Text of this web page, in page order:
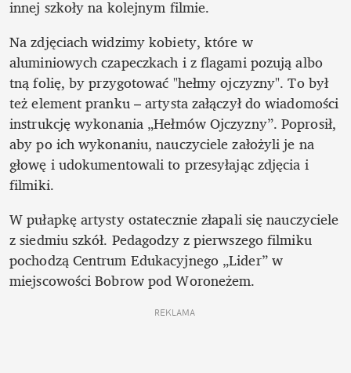
innej szkoły na kolejnym filmie.
Na zdjęciach widzimy kobiety, które w
aluminiowych czapeczkach i z flagami pozują albo
tną folię, by przygotować "hełmy ojczyzny". To był
też element pranku – artysta załączył do wiadomości
instrukcję wykonania „Hełmów Ojczyzny”. Poprosił,
aby po ich wykonaniu, nauczyciele założyli je na
głowę i udokumentowali to przesyłając zdjęcia i
filmiki.
W pułapkę artysty ostatecznie złapali się nauczyciele
z siedmiu szkół. Pedagodzy z pierwszego filmiku
pochodzą Centrum Edukacyjnego „Lider” w
miejscowości Bobrow pod Woroneżem.
REKLAMA